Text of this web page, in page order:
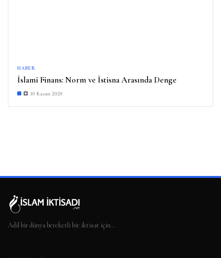
HABER
İslami Finans: Norm ve İstisna Arasında Denge
10 Kasım 2020
Adil bir dünya bereketli bir iktisat için…